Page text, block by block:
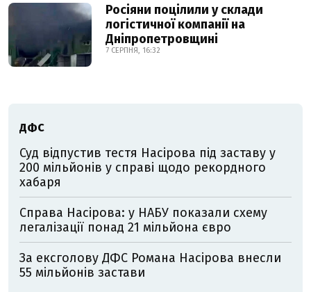
Росіяни поцілили у склади
логістичної компанії на
Дніпропетровщині
7 СЕРПНЯ, 16:32
ДФС
Суд відпустив тестя Насірова під заставу у
200 мільйонів у справі щодо рекордного
хабаря
Справа Насірова: у НАБУ показали схему
легалізації понад 21 мільйона євро
За ексголову ДФС Романа Насірова внесли
55 мільйонів застави